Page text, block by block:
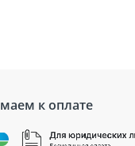
к оплате